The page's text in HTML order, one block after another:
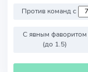
Против команд с
С явным фаворитом
(до 1.5)